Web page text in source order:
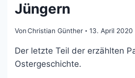
Jüngern
VonChristian Günther 13. April 2020
Der letzte Teil der erzählten
Ostergeschichte.